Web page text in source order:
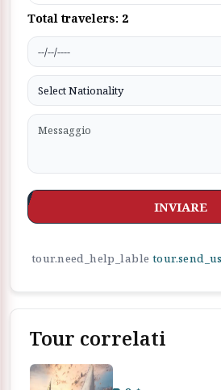
Total travelers: 2
INVIARE
tour.need_help_lable
Tour correlati